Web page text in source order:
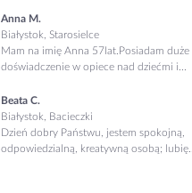
Anna M.
Białystok, Starosielce
Mam na imię Anna 57lat.Posiadam duże
doświadczenie w opiece nad dziećmi i...
Beata C.
Białystok, Bacieczki
Dzień dobry Państwu, jestem spokojną,
odpowiedzialną, kreatywną osobą; lubię...